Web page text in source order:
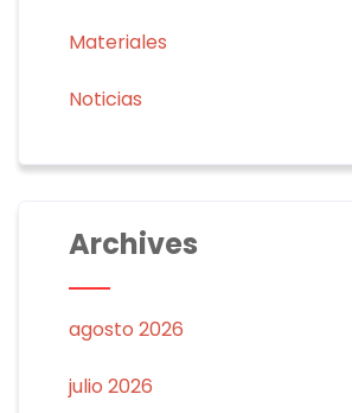
Materiales
Noticias
Archives
agosto 2026
julio 2026